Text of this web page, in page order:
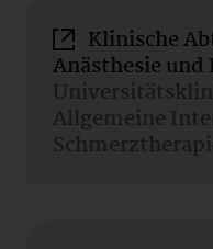
Klinische
Anästhesie
Allgemeine